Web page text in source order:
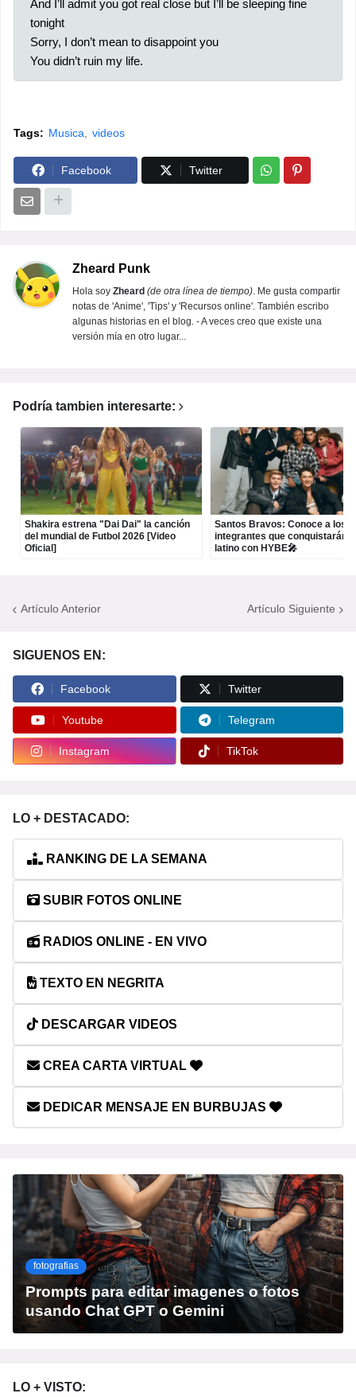
And I’ll admit you got real close but I’ll be sleeping fine
tonight
Sorry, I don’t mean to disappoint you
You didn’t ruin my life.
Tags: Musica videos
Facebook Twitter
Zheard Punk
Hola soy Zheard (de otra línea de tiempo). Me gusta compartir
notas de 'Anime', 'Tips' y 'Recursos online'. También escribo
algunas historias en el blog. - A veces creo que existe una
versión mía en otro lugar...
Podría tambien interesarte:
Shakira estrena "Dai Dai" la canción
del mundial de Futbol 2026 [Video
Oficial]
Santos Bravos: Conoce a los
integrantes que conquistarán
latino con HYBE🎤
Artículo Anterior Artículo Siguiente
SIGUENOS EN:
Facebook Twitter
Youtube Telegram
Instagram TikTok
LO + DESTACADO:
RANKING DE LA SEMANA
SUBIR FOTOS ONLINE
RADIOS ONLINE - EN VIVO
TEXTO EN NEGRITA
DESCARGAR VIDEOS
CREA CARTA VIRTUAL
DEDICAR MENSAJE EN BURBUJAS
fotografias
Prompts para editar imagenes o fotos
usando Chat GPT o Gemini
LO + VISTO: